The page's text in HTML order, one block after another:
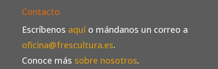
Contacto
Escríbenos aquío mándanos un correo a
oficina@frescultura.es.
Conoce más sobre nosotros.